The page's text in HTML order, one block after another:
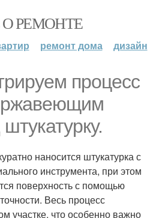
О РЕМОНТЕ
ремонт дома дизайн
процесс
наносится штукатурка с
инструмента, при этом
поверхность с помощью
Весь процесс
участке, что особенно важно